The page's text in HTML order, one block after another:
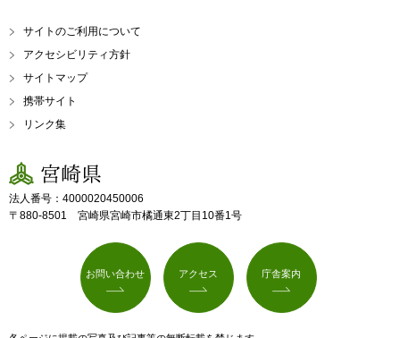
サイトのご利用について
アクセシビリティ方針
サイトマップ
携帯サイト
リンク集
宮崎県
法人番号：4000020450006
〒880-8501 宮崎県宮崎市橘通東2丁目10番1号
お問い合わせ アクセス 庁舎案内